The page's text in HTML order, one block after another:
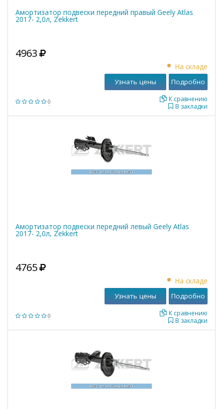
Амортизатор подвески передний правый Geely Atlas
2017- 2,0л, Zekkert
0
4963
На складе
В закладки
К сравнению
Узнать цены Подробно
Амортизатор подвески передний левый Geely Atlas
2017- 2,0л, Zekkert
0
4765
На складе
В закладки
К сравнению
Узнать цены Подробно